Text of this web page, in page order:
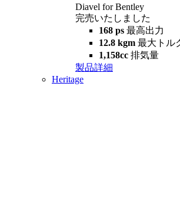
Diavel for Bentley
完売いたしました
168 ps 最高出力
12.8 kgm 最大トル
1,158cc 排気量
製品詳細
Heritage